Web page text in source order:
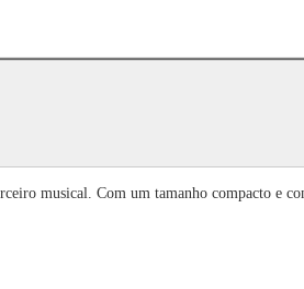
musical. Com um tamanho compacto e